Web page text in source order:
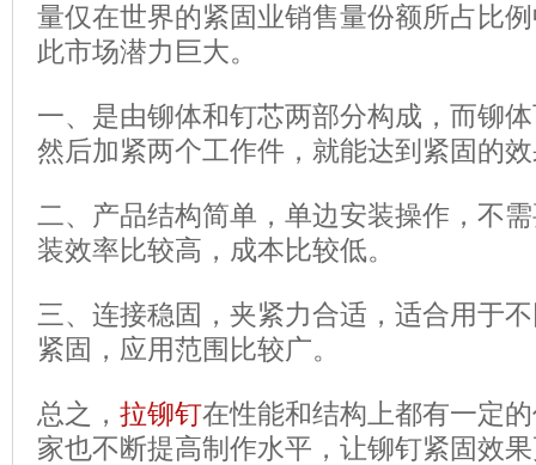
量仅在世界的紧固业销售量份额所占比
此市场潜力巨大。
一、是由铆体和钉芯两部分构成，而铆
然后加紧两个工作件，就能达到紧固的
二、产品结构简单，单边安装操作，不
装效率比较高，成本比较低。
三、连接稳固，夹紧力合适，适合用于
紧固，应用范围比较广。
总之， 拉铆钉在性能和结构上都有一定
家也不断提高制作水平，让铆钉紧固效